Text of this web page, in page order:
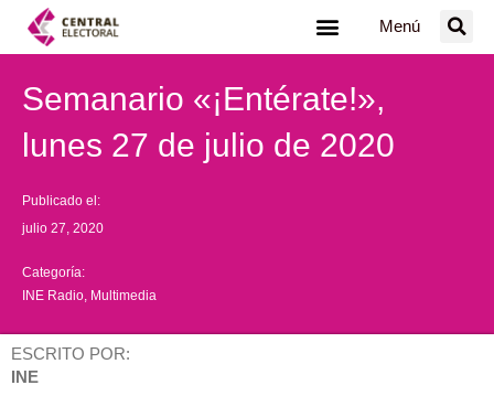
Menú
Semanario «¡Entérate!»,
lunes 27 de julio de 2020
Publicado el:
julio 27, 2020
Categoría:
INE Radio Multimedia
ESCRITO POR:
INE